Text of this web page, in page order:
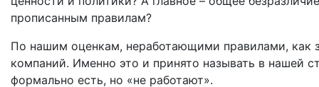
прописанным правилам?
По нашим оценкам, неработающими правилами, как
компаний. Именно это и принято называть в нашей
формально есть, но «не работают».